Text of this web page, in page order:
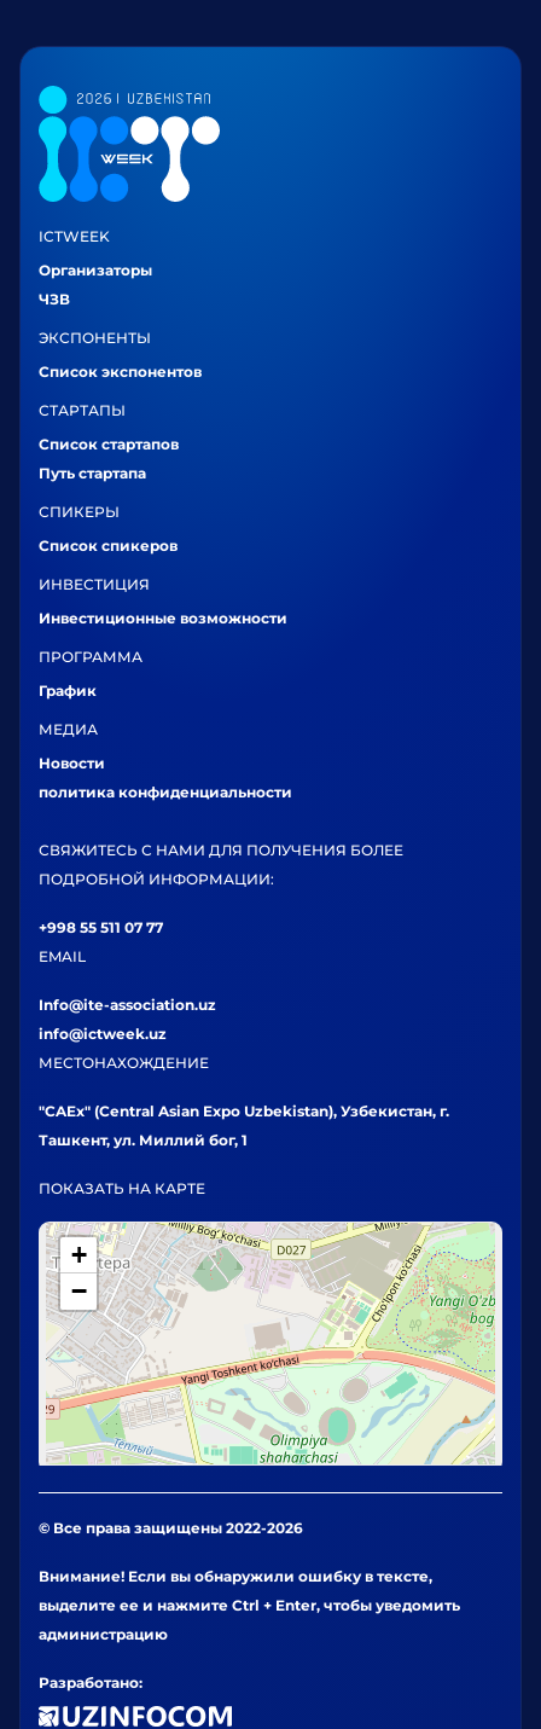
ICTWEEK
Организаторы
ЧЗВ
ЭКСПОНЕНТЫ
Список экспонентов
СТАРТАПЫ
Список стартапов
Путь стартапа
СПИКЕРЫ
Список спикеров
ИНВЕСТИЦИЯ
Инвестиционные возможности
ПРОГРАММА
График
МЕДИА
Новости
политика конфиденциальности
СВЯЖИТЕСЬ С НАМИ ДЛЯ ПОЛУЧЕНИЯ БОЛЕЕ
ПОДРОБНОЙ ИНФОРМАЦИИ:
+998 55 511 07 77
EMAIL
Info@ite-association.uz
info@ictweek.uz
МЕСТОНАХОЖДЕНИЕ
"CAEx" (Central Asian Expo Uzbekistan), Узбекистан, г.
Ташкент, ул. Миллий бог, 1
ПОКАЗАТЬ НА КАРТЕ
+
−
© Все права защищены 2022-2026
Внимание! Если вы обнаружили ошибку в тексте,
выделите ее и нажмите Ctrl + Enter, чтобы уведомить
администрацию
Разработано: